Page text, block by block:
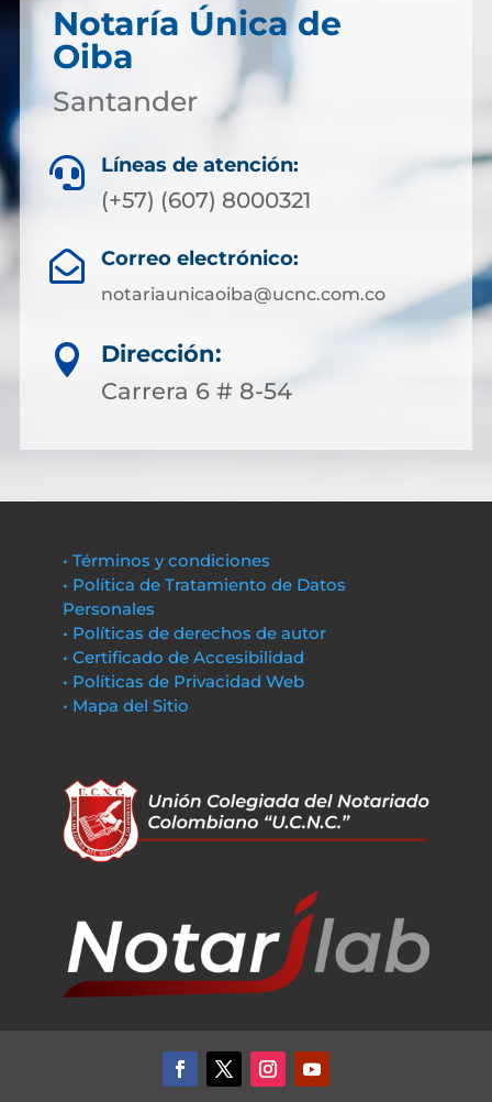
Notaría Única de
Oiba
Santander
 Líneas de atención:
(+57) (607) 8000321
 Correo electrónico:
notariaunicaoiba@ucnc.com.co

Dirección:
Carrera 6 # 8-54
• Términos y condiciones
• Política de Tratamiento de Datos
Personales
• Políticas de derechos de autor
• Certificado de Accesibilidad
• Políticas de Privacidad Web
• Mapa del Sitio